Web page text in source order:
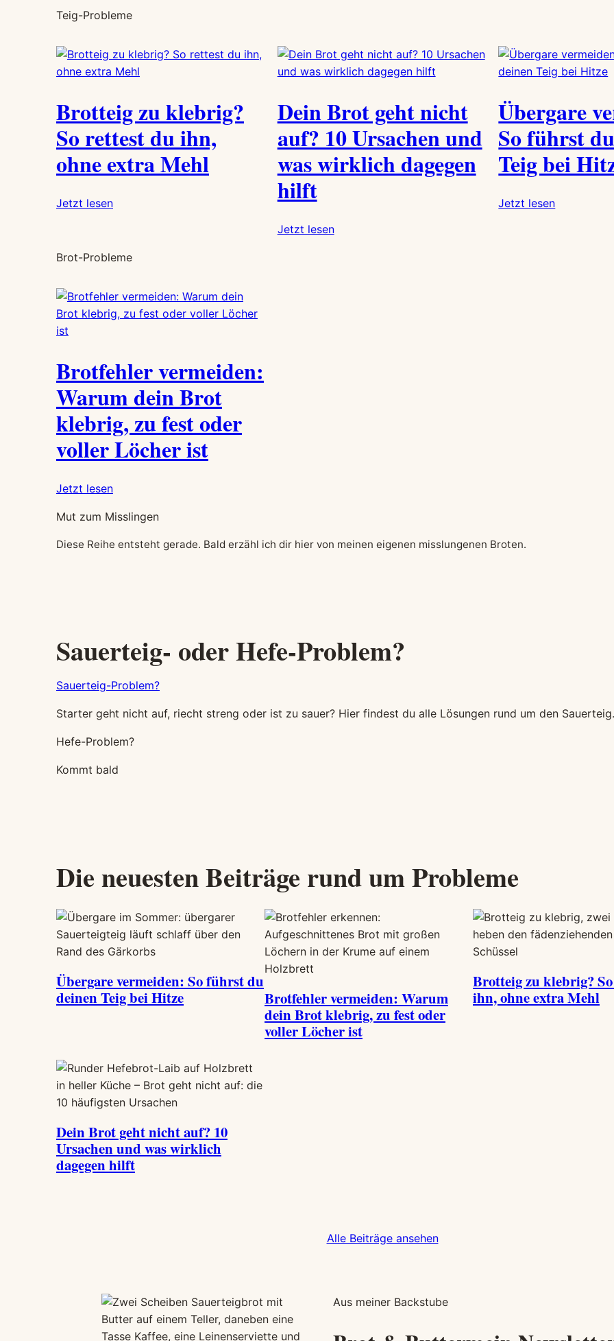
Teig-Probleme
Brotteig zu klebrig?
So rettest du ihn,
ohne extra Mehl
Jetzt lesen:
klebrig?
du
ihn,
Mehl
Dein Brot geht nicht
auf? 10 Ursachen und
was wirklich dagegen
hilft
Jetzt lesen:
Übergare
So führst
Teig bei
Jetzt lesen:
Brot-Probleme
Brotfehler vermeiden:
Warum dein Brot
klebrig, zu fest oder
voller Löcher ist
Jetzt lesen:
vermeiden:
Warum
oder
voller
ist
Mut zum Misslingen
Diese Reihe entsteht gerade. Bald erzähl ich dir hier von meinen eigenen misslungenen Broten.
Sauerteig- oder Hefe-Problem?
Sauerteig-Problem?
Starter geht nicht auf, riecht streng oder ist zu sauer? Hier findest du alle Lösungen rund um den Sauerteig.
Hefe-Problem?
Kommt bald
Die neuesten Beiträge rund um Probleme
Übergare vermeiden: So führst du
deinen Teig bei Hitze
Brotfehler vermeiden: Warum
dein Brot klebrig, zu fest oder
voller Löcher ist
Brotteig zu klebrig?
ihn, ohne extra Mehl
Dein Brot geht nicht auf? 10
Ursachen und was wirklich
dagegen hilft
Alle Beiträge ansehen
Aus meiner Backstube